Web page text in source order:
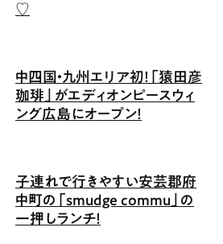
♡
中四国・九州エリア初！「猿田彦
珈琲」がエディオンピースウィ
ング広島にオープン！
子連れで行きやすい安芸郡府
中町の「smudge commu」の
一押しランチ！